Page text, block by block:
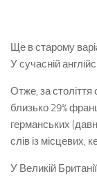
Ще в старому
У сучасній
Отже, за століття
близько 29%
германських
слів із місцевих,
У Великій